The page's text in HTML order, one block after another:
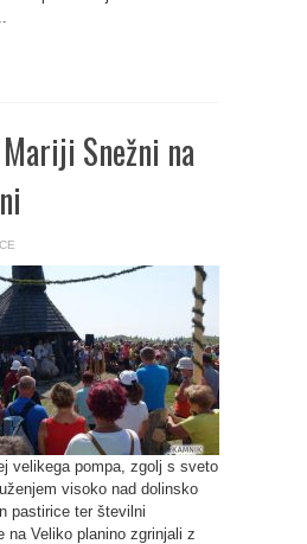
Snežni na
velikega pompa, zgolj s sveto
visoko nad dolinsko
pastirice ter številni
na Veliko planino zgrinjali z